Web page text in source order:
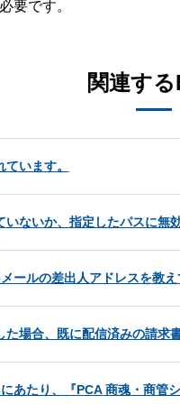
要です。
関連す
います。
ないか、指定したパスに無
ールの差出人アドレスを教え
場合、既に配信済みの請求
あたり、『PCA 商魂・商